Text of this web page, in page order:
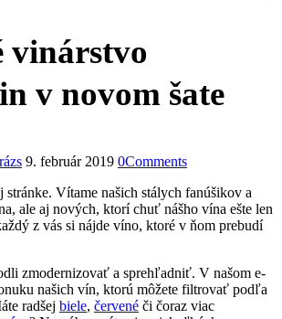
vinárstvo
v novom šate
9. február 2019 0Comments
stránke. Vítame našich stálych fanúšikov a
ale aj nových, ktorí chuť nášho vína ešte len
z vás si nájde víno, ktoré v ňom prebudí
zmodernizovať a sprehľadniť. V našom e-
našich vín, ktorú môžete filtrovať podľa
radšej biele, červené či čoraz viac